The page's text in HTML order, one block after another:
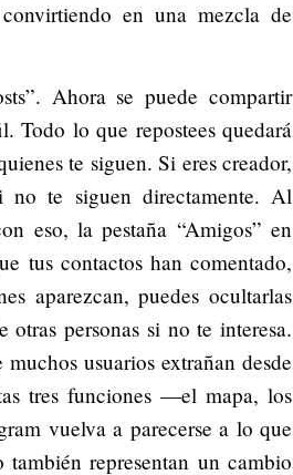
en una mezcla de
Ahora se puede compartir
Todo lo que repostees quedará
te siguen. Si eres creador,
no te siguen directamente. Al
eso, la pestaña “Amigos” en
tus contactos han comentado,
aparezcan, puedes ocultarlas
personas si no te interesa.
usuarios extrañan desde
tres funciones —el mapa, los
vuelva a parecerse a lo que
representan un cambio